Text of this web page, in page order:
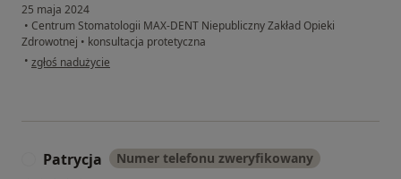
25 maja 2024
• Centrum Stomatologii MAX-DENT Niepubliczny Zakład Opieki
Zdrowotnej • konsultacja protetyczna
• w opinii użytkownika Joanna.M
zgłoś nadużycie
Patrycja Numer telefonu zweryfikowany